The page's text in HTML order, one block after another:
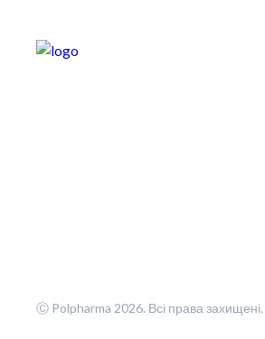
Ⓒ Polpharma 2026. Всі права захищені.